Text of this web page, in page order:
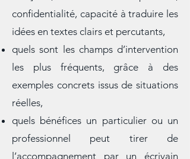
: écoute, maîtrise de la langue
française, adaptabilité,
confidentialité, capacité à traduire les
idées en textes clairs et percutants,
quels sont les champs d’intervention
les plus fréquents, grâce à des
exemples concrets issus de situations
réelles,
quels bénéfices un particulier ou un